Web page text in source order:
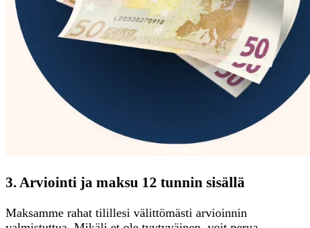
3. Arviointi ja maksu 12 tunnin sisällä
Maksamme rahat tilillesi välittömästi arvioinnin